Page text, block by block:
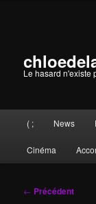
Le hasard n'existe
principal
( ; News
Cinéma
Navigation
← Précédent